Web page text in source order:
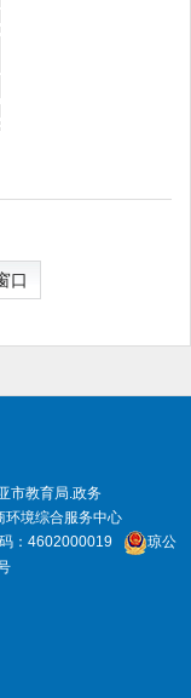
口
市教育局.政务
环境综合服务中心
： 4602000019
琼公